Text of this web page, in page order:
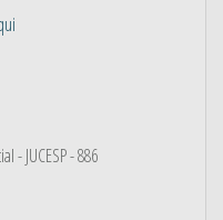
- JUCESP - 886